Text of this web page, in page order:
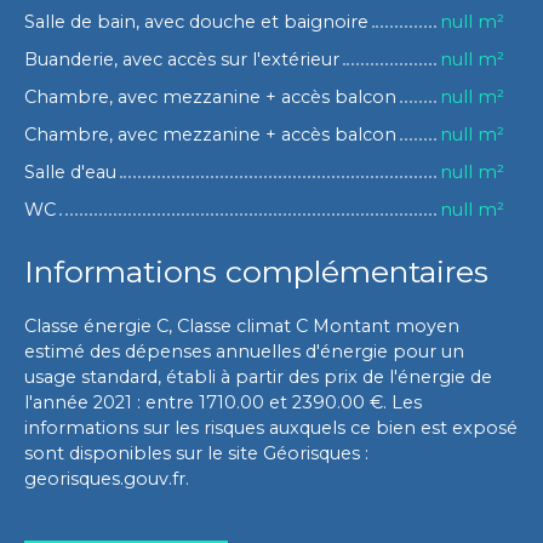
Salle de bain, avec douche et baignoire
null m²
Buanderie, avec accès sur l'extérieur
null m²
Chambre, avec mezzanine + accès balcon
null m²
Chambre, avec mezzanine + accès balcon
null m²
Salle d'eau
null m²
WC
null m²
Informations complémentaires
Classe énergie C, Classe climat C Montant moyen
estimé des dépenses annuelles d'énergie pour un
usage standard, établi à partir des prix de l'énergie de
l'année 2021 : entre 1710.00 et 2390.00 €. Les
informations sur les risques auxquels ce bien est exposé
sont disponibles sur le site Géorisques :
georisques.gouv.fr.